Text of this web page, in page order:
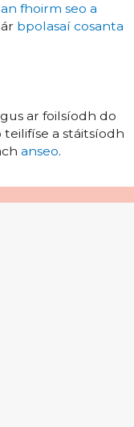
an fhoirm seo a
bpolasaí cosanta
ar foilsíodh do
a stáitsíodh
anseo.